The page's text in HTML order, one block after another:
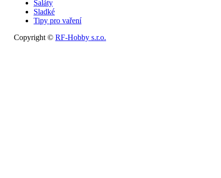
Saláty
Sladké
Tipy pro vaření
Copyright © RF-Hobby s.r.o.